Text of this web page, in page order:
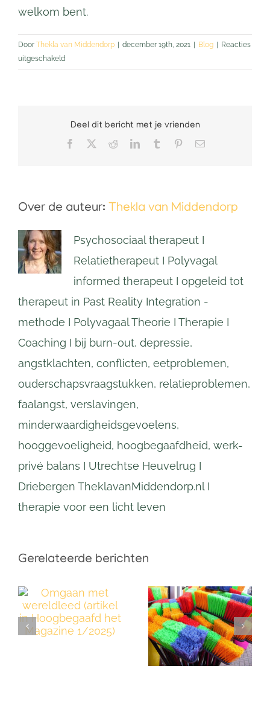
welkom bent.
Door Thekla van Middendorp december 19th, 2021 Blog
Reacties
uitgeschakeld
Praktijk
deze
lockdown
Deel dit bericht met je vrienden
Facebook
RedditLinkedInTumblr Pinterest
E-
Over de auteur: Thekla van Middendorp
Psychosociaal therapeut I
Relatietherapeut I Polyvagal
informed therapeut I opgeleid tot
therapeut in Past Reality Integration -
methode I Polyvagaal Theorie I Therapie I
Coaching I bij burn-out, depressie,
angstklachten, conflicten, eetproblemen,
ouderschapsvraagstukken, relatieproblemen,
faalangst, verslavingen,
minderwaardigheidsgevoelens,
hooggevoeligheid, hoogbegaafdheid, werk-
privé balans I Utrechtse Heuvelrug I
Driebergen TheklavanMiddendorp.nl I
therapie voor een licht leven
Gerelateerde berichten